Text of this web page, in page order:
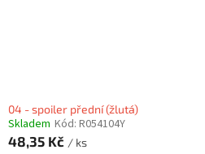
04 - spoiler přední (žlutá)
Skladem Kód: R054104Y
48,35 Kč / ks